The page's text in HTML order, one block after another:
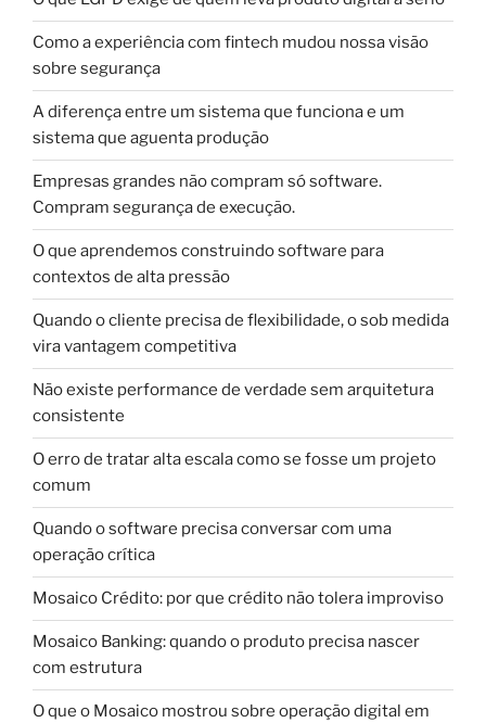
Como a experiência com fintech mudou nossa visão
sobre segurança
A diferença entre um sistema que funciona e um
sistema que aguenta produção
Empresas grandes não compram só software.
Compram segurança de execução.
O que aprendemos construindo software para
contextos de alta pressão
Quando o cliente precisa de flexibilidade, o sob medida
vira vantagem competitiva
Não existe performance de verdade sem arquitetura
consistente
O erro de tratar alta escala como se fosse um projeto
comum
Quando o software precisa conversar com uma
operação crítica
Mosaico Crédito: por que crédito não tolera improviso
Mosaico Banking: quando o produto precisa nascer
com estrutura
O que o Mosaico mostrou sobre operação digital em